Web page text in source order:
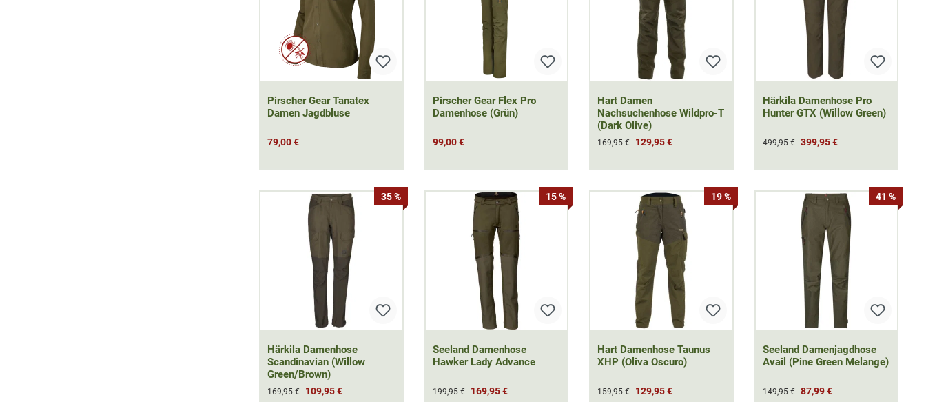
Pirscher Gear Tanatex
Damen Jagdbluse
79,00 €
Pirscher Gear Flex Pro
Damenhose (Grün)
99,00 €
Hart Damen
Nachsuchenhose Wildpro-T
(Dark Olive)
169,95 € 129,95 €
Härkila Damenhose Pro
Hunter GTX (Willow Green)
499,95 € 399,95 €
35 %
Härkila Damenhose
Scandinavian (Willow
Green/Brown)
169,95 € 109,95 €
15 %
Seeland Damenhose
Hawker Lady Advance
199,95 € 169,95 €
19 %
Hart Damenhose Taunus
XHP (Oliva Oscuro)
159,95 € 129,95 €
41 %
Seeland Damenjagdhose
Avail (Pine Green Melange)
149,95 € 87,99 €